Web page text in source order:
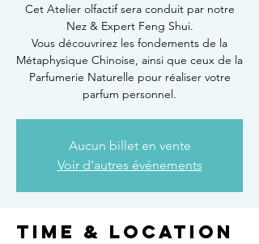
Cet Atelier olfactif sera conduit par notre
Nez & Expert Feng Shui.
Vous découvrirez les fondements de la
Métaphysique Chinoise, ainsi que ceux de la
Parfumerie Naturelle pour réaliser votre
parfum personnel.
Aucun billet en vente
Voir d'autres événements
Time & Location